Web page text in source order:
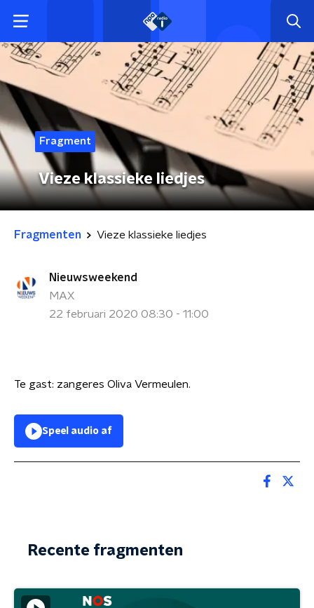
Fragment
Vieze klassieke liedjes
Fragmenten Vieze klassieke liedjes
Nieuwsweekend
MAX
22 februari 2020 08:30 - 11:00
Te gast: zangeres Oliva Vermeulen.
Speel audio af
Recente fragmenten